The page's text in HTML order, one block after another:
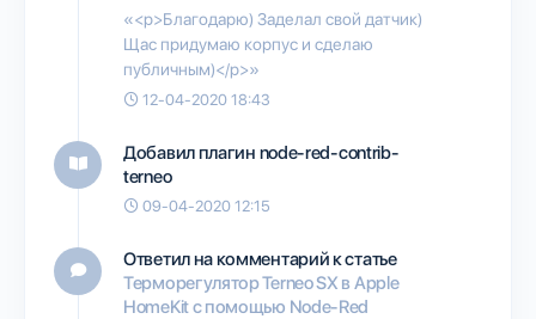
«<p>Благодарю) Заделал свой датчик)
Щас придумаю корпус и сделаю
публичным)</p>»
12-04-2020 18:43
Добавил плагин node-red-contrib-
terneo
09-04-2020 12:15
Ответил на комментарий к статье
Терморегулятор Terneo SX в Apple
HomeKit с помощью Node-Red